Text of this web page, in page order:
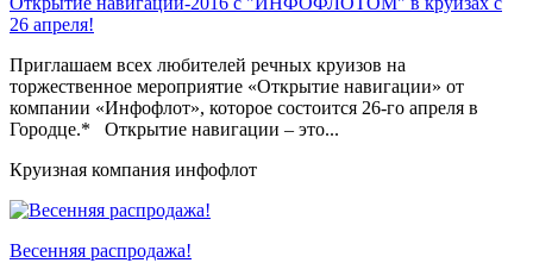
26 апреля!
Приглашаем всех любителей речных круизов на
торжественное мероприятие «Открытие навигации» от
компании «Инфофлот», которое состоится 26-го апреля в
Городце.* Открытие навигации – это...
Круизная компания инфофлот
Весенняя распродажа!